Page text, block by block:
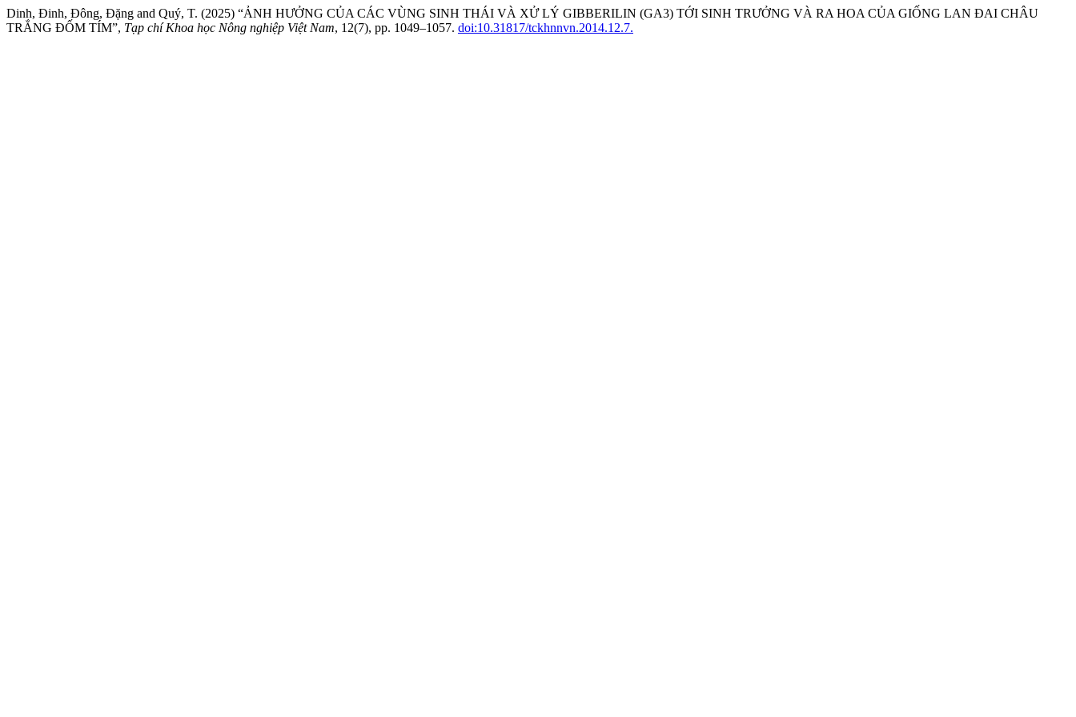
Dinh, Đinh, Đông, Đặng and Quý, T. (2025) “ẢNH HƯỞNG CỦA CÁC VÙNG SINH THÁI VÀ XỬ LÝ GIBBERILIN (GA3) TỚI SINH TRƯỞNG VÀ RA HOA CỦA GIỐNG LAN ĐAI CHÂU
TRẮNG ĐỐM TÍM”, Tạp chí Khoa học Nông nghiệp Việt Nam, 12(7), pp. 1049–1057. doi:10.31817/tckhnnvn.2014.12.7.